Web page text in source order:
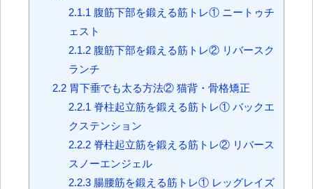
2.1.1 腹筋下部を鍛える筋トレ① ニートゥチ
ェスト
2.1.2腹筋下部を鍛える筋トレ② リバースク
ランチ
2.2胃下垂でも太る方法② 猫背・骨格矯正
2.2.1 脊柱起立筋を鍛える筋トレ① バックエ
クステンション
2.2.2脊柱起立筋を鍛える筋トレ② リバース
スノーエンジェル
2.2.3腸腰筋を鍛える筋トレ① レッグレイズ